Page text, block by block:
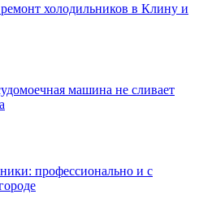
холодильников в Клину и
машина не сливает
профессионально и с